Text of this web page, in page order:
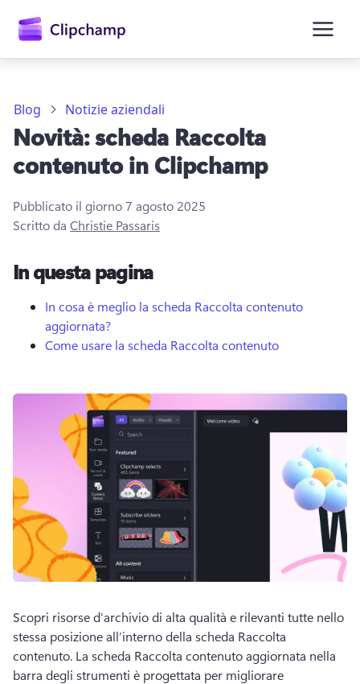
principale
Provalo gratuitamente
Blog Notizie aziendali
Novità: scheda Raccolta
contenuto in Clipchamp
Pubblicato il giorno7 agosto 2025
Scritto da Christie Passaris
In questa pagina
In cosa è meglio la scheda Raccolta contenuto
aggiornata?
Come usare la scheda Raccolta contenuto
Scopri risorse d'archivio di alta qualità e rilevanti tutte nello
stessa posizione all’interno della scheda Raccolta
contenuto. La scheda Raccolta contenuto aggiornata nella
barra degli strumenti è progettata per migliorare